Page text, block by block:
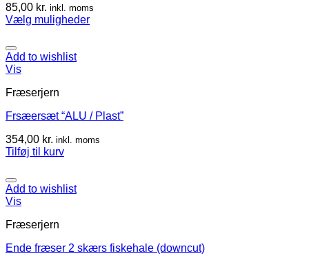
85,00 kr. inkl. moms
Vælg muligheder
Add to wishlist
Vis
Fræserjern
Frsæersæt “ALU / Plast”
354,00 kr. inkl. moms
Tilføj til kurv
Add to wishlist
Vis
Fræserjern
Ende fræser 2 skærs fiskehale (downcut)